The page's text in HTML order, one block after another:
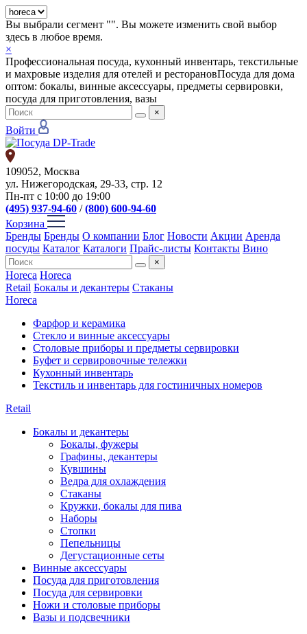
Вы выбрали сегмент "". Вы можете изменить свой выбор
здесь в любое время.
×
Профессиональная посуда, кухонный инвентарь, текстильные
и махровые изделия для отелей и ресторановПосуда для дома
оптом: бокалы, винные аксессуары, предметы сервировки,
посуда для приготовления, вазы
×
Войти
109052, Москва
ул. Нижегородская, 29-33, стр. 12
Пн-пт с 10:00 до 19:00
(495) 937-94-60 /(800) 600-94-60
Корзина
Бренды Бренды О компании Блог Новости Акции Аренда
посуды Каталог Каталоги Прайс-листы Контакты Вино
×
Horeca Horeca
Retail Бокалы и декантеры Стаканы
Horeca
Фарфор и керамика
Стекло и винные аксессуары
Столовые приборы и предметы сервировки
Буфет и сервировочные тележки
Кухонный инвентарь
Текстиль и инвентарь для гостиничных номеров
Retail
Бокалы и декантеры
Бокалы, фужеры
Графины, декантеры
Кувшины
Ведра для охлаждения
Стаканы
Кружки, бокалы для пива
Наборы
Стопки
Пепельницы
Дегустационные сеты
Винные аксессуары
Посуда для приготовления
Посуда для сервировки
Ножи и столовые приборы
Вазы и подсвечники